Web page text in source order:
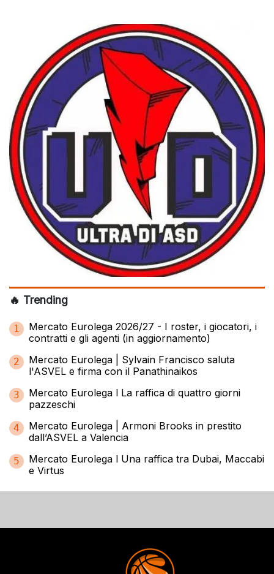
🔥 Trending
1
Mercato Eurolega 2026/27 - I roster, i giocatori, i
contratti e gli agenti (in aggiornamento)
2
Mercato Eurolega | Sylvain Francisco saluta
l'ASVEL e firma con il Panathinaikos
3
Mercato Eurolega l La raffica di quattro giorni
pazzeschi
4
Mercato Eurolega | Armoni Brooks in prestito
dall’ASVEL a Valencia
5
Mercato Eurolega l Una raffica tra Dubai, Maccabi
e Virtus